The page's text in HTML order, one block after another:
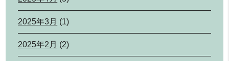
2025年3月 (1)
2025年2月 (2)